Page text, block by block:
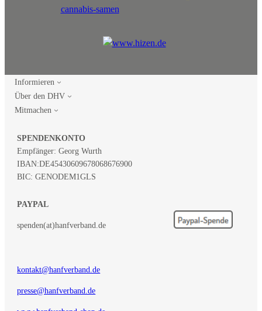
Informieren
Über den DHV
Mitmachen
SPENDENKONTO
Empfänger: Georg Wurth
IBAN:DE45430609678068676900
BIC: GENODEM1GLS
PAYPAL
spenden(at)hanfverband.de
kontakt@hanfverband.de
presse@hanfverband.de